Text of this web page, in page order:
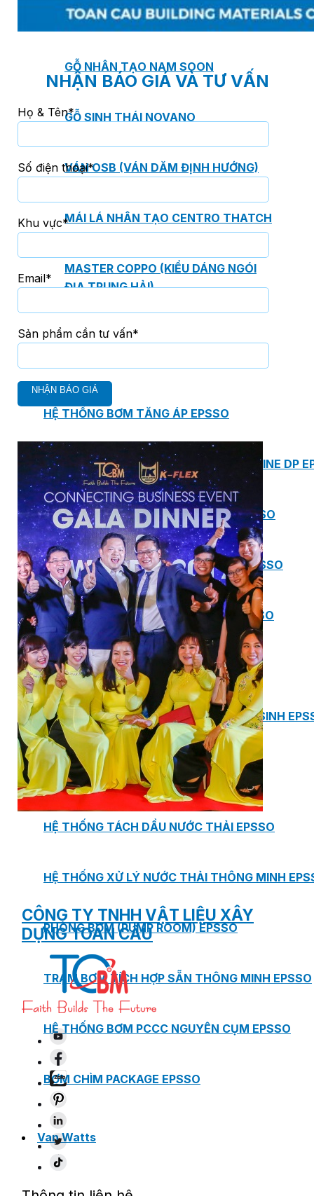
MÁI GỖ TUYẾT TÙNG ĐỎ
GỖ NHÂN TẠO NAM SOON
GỖ SINH THÁI NOVANO
VÁN OSB (VÁN DĂM ĐỊNH HƯỚNG)
MÁI LÁ NHÂN TẠO CENTRO THATCH
MASTER COPPO (KIỂU DÁNG NGÓI
ĐỊA TRUNG HẢI)
HỆ THỐNG BƠM TĂNG ÁP EPSSO
BƠM TRỤC ĐỨNG ĐƠN TẦNG CÁNH INLINE DP
BƠM TRỤC ĐỨNG ĐA TẦNG CÁNH EPSSO
BƠM TRỤC NGANG ĐA TẦNG CÁNH EPSSO
BƠM TRỤC NGANG RỜI TRỤC DSV EPSSO
BƠM CHÌM THOÁT NƯỚC EPSSO
HỆ THỐNG BƠM NÂNG NƯỚC THẢI VỆ SINH
HỆ THỐNG CẤP NƯỚC UỐNG EPSSO
HỆ THỐNG TÁCH DẦU NƯỚC THẢI EPSSO
HỆ THỐNG XỬ LÝ NƯỚC THẢI THÔNG MINH
PHÒNG BƠM (PUMP ROOM) EPSSO
TRẠM BƠM TÍCH HỢP SẴN THÔNG MINH EPSSO
HỆ THỐNG BƠM PCCC NGUYÊN CỤM EPSSO
BƠM CHÌM PACKAGE EPSSO
Van Watts
NHẬN BÁO GIÁ VÀ TƯ VẤN
Họ & Tên*
Số điện thoại*
Khu vực*
Email*
Sản phẩm cần tư vấn*
CÔNG TY TNHH VẬT LIỆU XÂY
DỰNG TOÀN CẦU